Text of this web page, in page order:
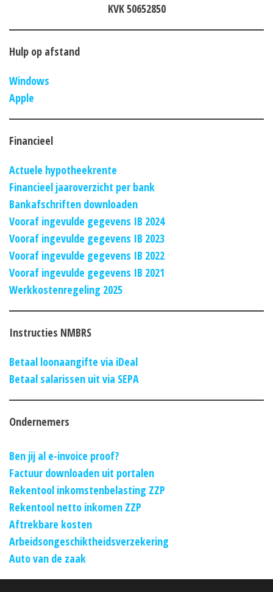
KVK 50652850
Hulp op afstand
Windows
Apple
Financieel
Actuele hypotheekrente
Financieel jaaroverzicht per bank
Bankafschriften downloaden
Vooraf ingevulde gegevens IB 2024
Vooraf ingevulde gegevens IB 2023
Vooraf ingevulde gegevens IB 2022
Vooraf ingevulde gegevens IB 2021
Werkkostenregeling 2025
Instructies NMBRS
Betaal loonaangifte via iDeal
Betaal salarissen uit via SEPA
Ondernemers
Ben jij al e-invoice proof?
Factuur downloaden uit portalen
Rekentool inkomstenbelasting ZZP
Rekentool netto inkomen ZZP
Aftrekbare kosten
Arbeidsongeschiktheidsverzekering
Auto van de zaak